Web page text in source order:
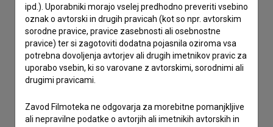
ipd.). Uporabniki morajo vselej predhodno preveriti vsebino
oznak o avtorski in drugih pravicah (kot so npr. avtorskim
sorodne pravice, pravice zasebnosti ali osebnostne
pravice) ter si zagotoviti dodatna pojasnila oziroma vsa
potrebna dovoljenja avtorjev ali drugih imetnikov pravic za
uporabo vsebin, ki so varovane z avtorskimi, sorodnimi ali
drugimi pravicami.
Zavod Filmoteka ne odgovarja za morebitne pomanjkljive
ali nepravilne podatke o avtorjih ali imetnikih avtorskih in